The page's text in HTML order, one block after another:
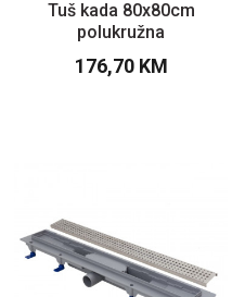
Tuš kada 80x80cm
polukružna
176,70 KM